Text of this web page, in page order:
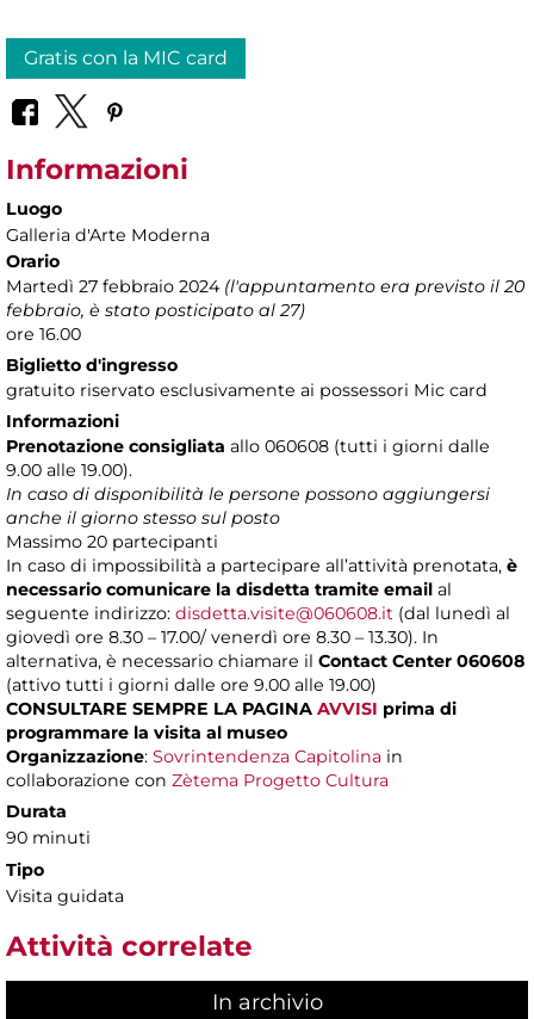
Gratis con la MIC card
Informazioni
Luogo
Galleria d'Arte Moderna
Orario
Martedì 27 febbraio 2024 (l'appuntamento era previsto il 20
febbraio, è stato posticipato al 27)
ore 16.00
Biglietto d'ingresso
gratuito riservato esclusivamente ai possessori Mic card
Informazioni
Prenotazione consigliata allo 060608 (tutti i giorni dalle
9.00 alle 19.00).
In caso di disponibilità le persone possono aggiungersi
anche il giorno stesso sul posto
Massimo 20 partecipanti
In caso di impossibilità a partecipare all’attività prenotata, è
necessario comunicare la disdetta tramite email al
seguente indirizzo: disdetta.visite@060608.it (dal lunedì al
giovedì ore 8.30 – 17.00/ venerdì ore 8.30 – 13.30). In
alternativa, è necessario chiamare il Contact Center 060608
(attivo tutti i giorni dalle ore 9.00 alle 19.00)
CONSULTARE SEMPRE LA PAGINA AVVISI prima di
programmare la visita al museo
Organizzazione: Sovrintendenza Capitolina in
collaborazione con Zètema Progetto Cultura
Durata
90 minuti
Tipo
Visita guidata
Attività correlate
In archivio